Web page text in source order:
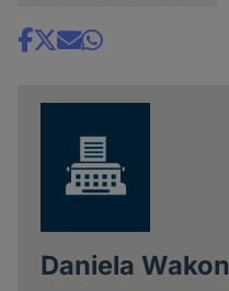
Share
Daniela